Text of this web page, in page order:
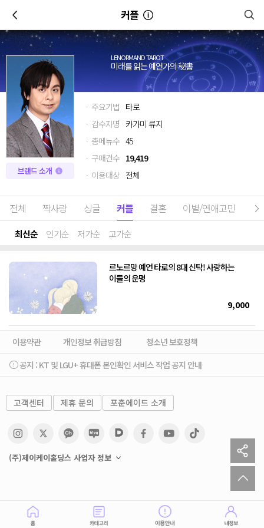
커플
LENORMAND TAROT
미래를 읽는 예언가의 秘書
브랜드 소개
· 주요기법 타로
· 감수자명 카가미 류지
· 총메뉴수 45
· 구매건수 19,419
· 이용대상 전체
전체 짝사랑 싱글 커플 결혼 이별/연애고민
최신순 인기순 저가순 고가순
르노르망 예언 타로의 8대 신탁! 사랑하는
이들의 운명
9,000
이용약관 개인정보 취급방침
청소년 보호정책
공지 : KT 및 LGU+ 휴대폰 본인확인 서비스 작업 공지 안내
고객센터 제휴 문의 포춘에이드 소개
(주)제이케이홀딩스 사업자 정보